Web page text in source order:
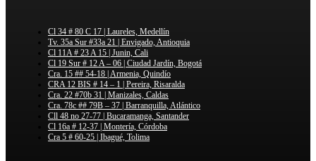
Cl 34 # 80 C 17 | Laureles, Medellín
Tv. 35a Sur #33a 21 | Envigado, Antioquia
Cl 11A # 23 A 15 | Junin, Cali
Cl 19 Sur # 12 A – 06 | Ciudad Jardín, Bogotá
Cra. 15 ## 54-18 | Armenia, Quindío
CRA 12 BIS # 14 – 1 | Pereira, Risaralda
Cra. 22 #70b 31 | Manizales, Caldas
Cra. 78c ## 79B – 37 | Barranquilla, Atlántico
Cll 48 no 27-77 | Bucaramanga, Santander
Cl 16a # 12-37 | Montería, Córdoba
Cra 5 # 60-25 | Ibagué, Tolima